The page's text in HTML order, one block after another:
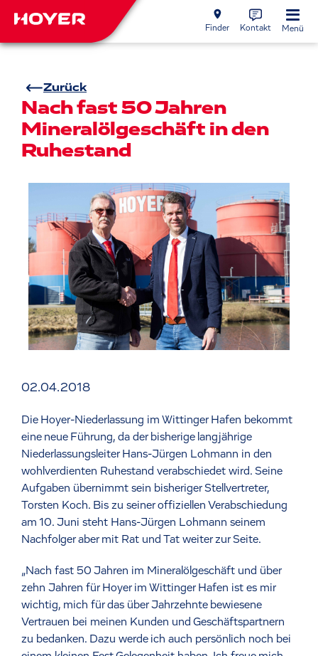
Finder Kontakt Menü
Zurück
Nach fast 50 Jahren
Mineralölgeschäft in den
Ruhestand
02.04.2018
Die Hoyer-Niederlassung im Wittinger Hafen bekommt
eine neue Führung, da der bisherige langjährige
Niederlassungsleiter Hans-Jürgen Lohmann in den
wohlverdienten Ruhestand verabschiedet wird. Seine
Aufgaben übernimmt sein bisheriger Stellvertreter,
Torsten Koch. Bis zu seiner offiziellen Verabschiedung
am 10. Juni steht Hans-Jürgen Lohmann seinem
Nachfolger aber mit Rat und Tat weiter zur Seite.
„Nach fast 50 Jahren im Mineralölgeschäft und über
zehn Jahren für Hoyer im Wittinger Hafen ist es mir
wichtig, mich für das über Jahrzehnte bewiesene
Vertrauen bei meinen Kunden und Geschäftspartnern
zu bedanken. Dazu werde ich auch persönlich noch bei